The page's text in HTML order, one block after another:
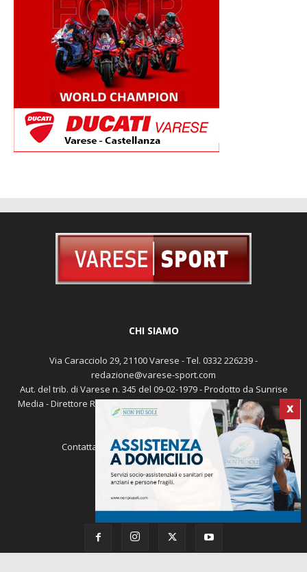
X
CHI SIAMO
Via Caracciolo 29, 21100 Varese - Tel. 0332 226239 -
redazione@varese-sport.com
Aut. del trib. di Varese n. 345 del 09-02-1979 - Prodotto da Sunrise
Media - Direttore Responsabile: Michele Marocco -Cookie policy
Pubblicità
Contattaci: redazione@varese-sport.com
SEGUICI